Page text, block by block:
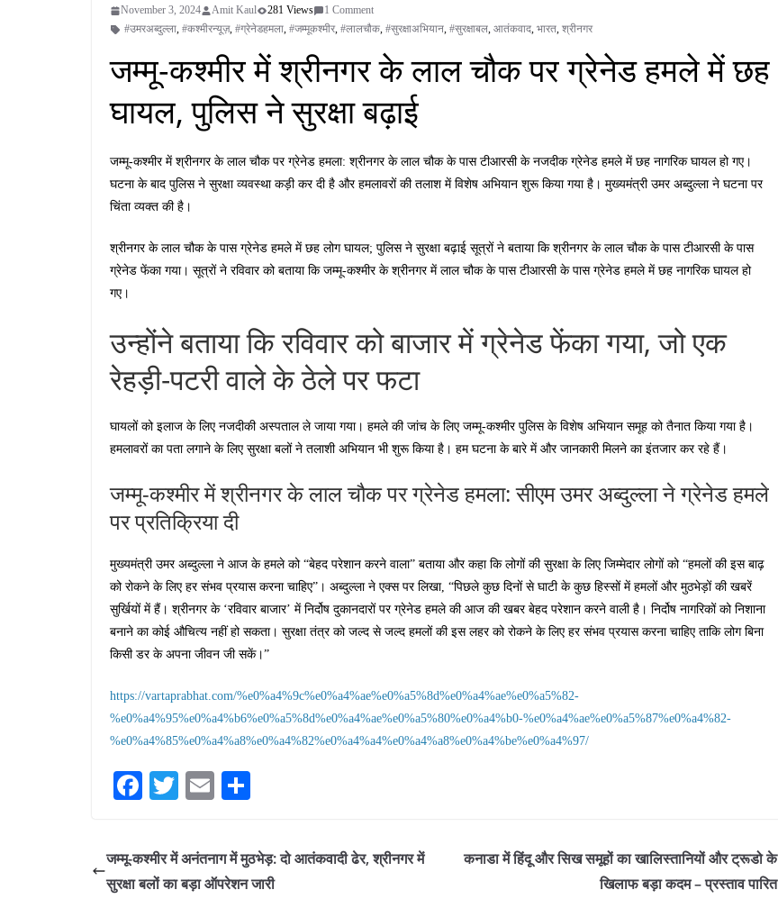
November 3, 2024 Amit Kaul 281 Views
1 Comment
#उमरअब्दुल्ला, #कश्मीरन्यूज़, #ग्रेनेडहमला, #जम्मूकश्मीर, #लालचौक, #सुरक्षाअभियान, #सुरक्षाबल, आतंकवाद, भारत, श्रीनगर
जम्मू-कश्मीर में श्रीनगर के लाल चौक पर ग्रेनेड हमले में छह
घायल, पुलिस ने सुरक्षा बढ़ाई
जम्मू-कश्मीर में श्रीनगर के लाल चौक पर ग्रेनेड हमला: श्रीनगर के लाल चौक के पास टीआरसी के नजदीक ग्रेनेड हमले में छह नागरिक घायल हो गए।
घटना के बाद पुलिस ने सुरक्षा व्यवस्था कड़ी कर दी है और हमलावरों की तलाश में विशेष अभियान शुरू किया गया है। मुख्यमंत्री उमर अब्दुल्ला ने घटना पर
चिंता व्यक्त की है।
श्रीनगर के लाल चौक के पास ग्रेनेड हमले में छह लोग घायल; पुलिस ने सुरक्षा बढ़ाई सूत्रों ने बताया कि श्रीनगर के लाल चौक के पास टीआरसी के पास
ग्रेनेड फेंका गया। सूत्रों ने रविवार को बताया कि जम्मू-कश्मीर के श्रीनगर में लाल चौक के पास टीआरसी के पास ग्रेनेड हमले में छह नागरिक घायल हो
गए।
उन्होंने बताया कि रविवार को बाजार में ग्रेनेड फेंका गया, जो एक
रेहड़ी-पटरी वाले के ठेले पर फटा
घायलों को इलाज के लिए नजदीकी अस्पताल ले जाया गया। हमले की जांच के लिए जम्मू-कश्मीर पुलिस के विशेष अभियान समूह को तैनात किया गया है।
हमलावरों का पता लगाने के लिए सुरक्षा बलों ने तलाशी अभियान भी शुरू किया है। हम घटना के बारे में और जानकारी मिलने का इंतजार कर रहे हैं।
जम्मू-कश्मीर में श्रीनगर के लाल चौक पर ग्रेनेड हमला: सीएम उमर अब्दुल्ला ने ग्रेनेड हमले
पर प्रतिक्रिया दी
मुख्यमंत्री उमर अब्दुल्ला ने आज के हमले को “बेहद परेशान करने वाला” बताया और कहा कि लोगों की सुरक्षा के लिए जिम्मेदार लोगों को “हमलों की इस बाढ़
को रोकने के लिए हर संभव प्रयास करना चाहिए”। अब्दुल्ला ने एक्स पर लिखा, “पिछले कुछ दिनों से घाटी के कुछ हिस्सों में हमलों और मुठभेड़ों की खबरें
सुर्खियों में हैं। श्रीनगर के ‘रविवार बाजार’ में निर्दोष दुकानदारों पर ग्रेनेड हमले की आज की खबर बेहद परेशान करने वाली है। निर्दोष नागरिकों को निशाना
बनाने का कोई औचित्य नहीं हो सकता। सुरक्षा तंत्र को जल्द से जल्द हमलों की इस लहर को रोकने के लिए हर संभव प्रयास करना चाहिए ताकि लोग बिना
किसी डर के अपना जीवन जी सकें।”
https://vartaprabhat.com/%e0%a4%9c%e0%a4%ae%e0%a5%8d%e0%a4%ae%e0%a5%82-
%e0%a4%95%e0%a4%b6%e0%a5%8d%e0%a4%ae%e0%a5%80%e0%a4%b0-%e0%a4%ae%e0%a5%87%e0%a4%82-
%e0%a4%85%e0%a4%a8%e0%a4%82%e0%a4%a4%e0%a4%a8%e0%a4%be%e0%a4%97/
Fa
bo
ok
T
tte
r
E
ail
re
जम्मू-कश्मीर में अनंतनाग में मुठभेड़: दो आतंकवादी ढेर, श्रीनगर में
सुरक्षा बलों का बड़ा ऑपरेशन जारी
कनाडा में हिंदू और सिख समूहों का खालिस्तानियों और ट्रूडो के
खिलाफ बड़ा कदम – प्रस्ताव पारित